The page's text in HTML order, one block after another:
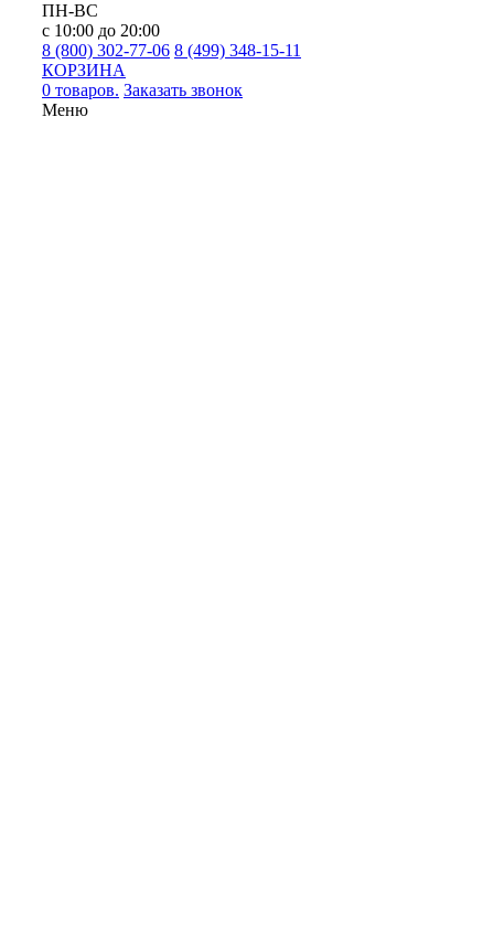
ПН-ВС
с 10:00 до 20:00
8 (800) 302-77-06 8 (499) 348-15-11
КОРЗИНА
0 товаров. Заказать звонок
Меню